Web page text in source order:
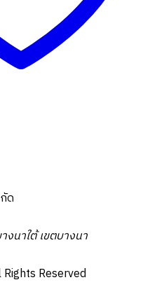
นาใต้ เขตบางนา
Reserved